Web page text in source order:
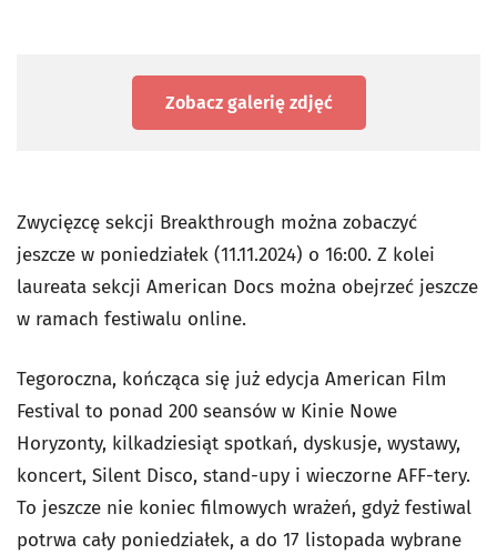
Zobacz galerię zdjęć
Zwycięzcę sekcji Breakthrough można zobaczyć
jeszcze w poniedziałek (11.11.2024) o 16:00. Z kolei
laureata sekcji American Docs można obejrzeć jeszcze
w ramach festiwalu online.
Tegoroczna, kończąca się już edycja American Film
Festival to ponad 200 seansów w Kinie Nowe
Horyzonty, kilkadziesiąt spotkań, dyskusje, wystawy,
koncert, Silent Disco, stand-upy i wieczorne AFF-tery.
To jeszcze nie koniec filmowych wrażeń, gdyż festiwal
potrwa cały poniedziałek, a do 17 listopada wybrane